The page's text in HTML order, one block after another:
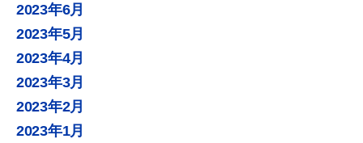
2023年6月
2023年5月
2023年4月
2023年3月
2023年2月
2023年1月